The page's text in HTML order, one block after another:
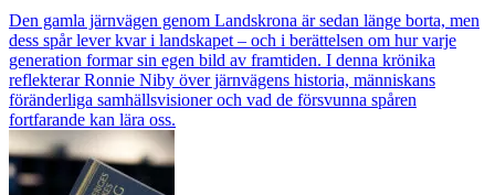
Den gamla järnvägen genom Landskrona är sedan länge borta, men
dess spår lever kvar i landskapet – och i berättelsen om hur varje
generation formar sin egen bild av framtiden. I denna krönika
reflekterar Ronnie Niby över järnvägens historia, människans
föränderliga samhällsvisioner och vad de försvunna spåren
fortfarande kan lära oss.